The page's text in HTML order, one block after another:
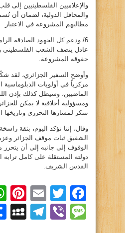
والإعلاميين الفلسطينيين إلى
والمحافل الدولية، لضمان أن
مطالبهم المشروعة في الاعتبار
6/ ودعم كل الجهود الصادقة
عادل ينصف الشعب الفلسطيني
حقوقه المشروعة.
وأوضح السفير الجزائري، لقد
مركزياً في أولويات الدبلوماسية
الماضيين، وسيظل كذلك بإذن
ومسؤولية أخلاقية لا يمكن
تتنكر لمسارها التحرري وتاريخها
وقال، إننا نؤكد اليوم، بثقة
الشقيق ثبات موقف الجزائر
الوقوف إلى جانبه إلى أن يتحرر
دولته المستقلة على كامل ترابه
القدس الشريف.
Facebook
Twitter
Message
Viber